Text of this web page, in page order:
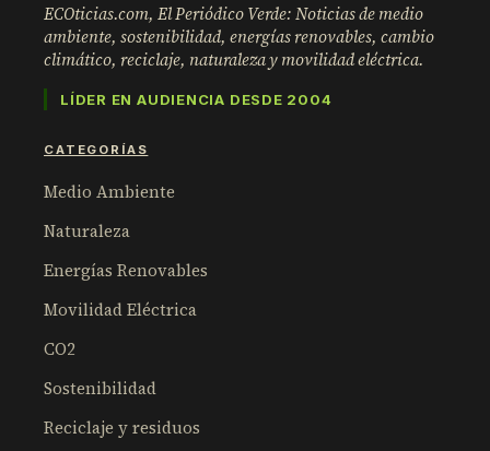
ECOticias.com, El Periódico Verde: Noticias de medio
ambiente, sostenibilidad, energías renovables, cambio
climático, reciclaje, naturaleza y movilidad eléctrica.
LÍDER EN AUDIENCIA DESDE 2004
CATEGORÍAS
Medio Ambiente
Naturaleza
Energías Renovables
Movilidad Eléctrica
CO2
Sostenibilidad
Reciclaje y residuos